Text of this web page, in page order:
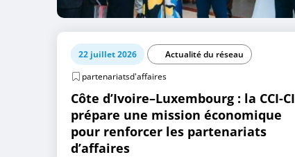
22 juillet 2026
Actualité du réseau
partenariatsd'affaires
Côte d’Ivoire–Luxembourg : la CCI-CI
prépare une mission économique
pour renforcer les partenariats
d’affaires